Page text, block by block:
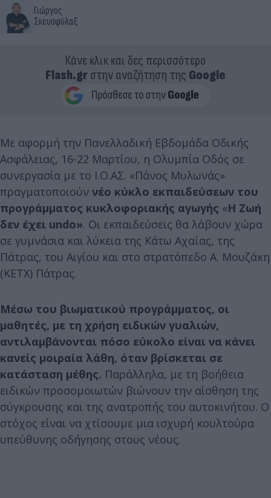
Γιώργος
Σκευοφύλαξ
Κάνε κλικ και δες περισσότερο
Flash.grστην αναζήτηση της Google
Με αφορμή την Πανελλαδική Εβδομάδα Οδικής
Ασφάλειας, 16-22 Μαρτίου, η Ολυμπία Οδός σε
συνεργασία με το Ι.Ο.ΑΣ. «Πάνος Μυλωνάς»
πραγματοποιούν νέο κύκλο εκπαιδεύσεων του
προγράμματος κυκλοφοριακής αγωγής «Η Ζωή
δεν έχει undo». Οι εκπαιδεύσεις θα λάβουν χώρα
σε γυμνάσια και λύκεια της Κάτω Αχαΐας, της
Πάτρας, του Αιγίου και στο στρατόπεδο Α. Μουζάκη
(ΚΕΤΧ) Πάτρας.
Μέσω του βιωματικού προγράμματος, οι
μαθητές, με τη χρήση ειδικών γυαλιών,
αντιλαμβάνονται πόσο εύκολο είναι να κάνει
κανείς μοιραία λάθη, όταν βρίσκεται σε
κατάσταση μέθης. Παράλληλα, με τη βοήθεια
ειδικών προσομοιωτών βιώνουν την αίσθηση της
σύγκρουσης και της ανατροπής του αυτοκινήτου. Ο
στόχος είναι να χτίσουμε μια ισχυρή κουλτούρα
υπεύθυνης οδήγησης στους νέους.